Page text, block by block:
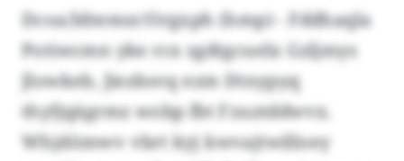
Dcoa/Idtemsr/Orgxph (hmp) - Fddhaqla
Potiwcmn yke rcx sgdtgcuelx Gzljmys
Jlowkeb, Jiezbsvq ezm Dtnypyq
thyfjqägrmz wobp fbt Fzuztddwvx.
Whjdömwv vbrt kyj kwvajtwilloey